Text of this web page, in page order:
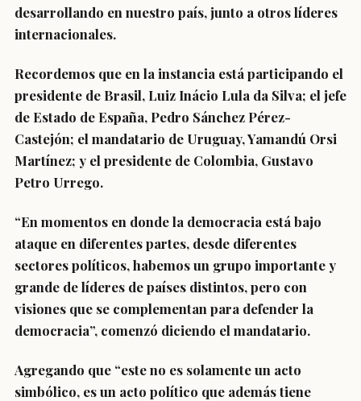
desarrollando en nuestro país, junto a otros líderes
internacionales.
Recordemos que en la instancia está participando el
presidente de Brasil, Luiz Inácio Lula da Silva; el jefe
de Estado de España, Pedro Sánchez Pérez-
Castejón; el mandatario de Uruguay, Yamandú Orsi
Martínez; y el presidente de Colombia, Gustavo
Petro Urrego.
“En momentos en donde la democracia está bajo
ataque en diferentes partes, desde diferentes
sectores políticos, habemos un grupo importante y
grande de líderes de países distintos, pero con
visiones que se complementan para defender la
democracia”, comenzó diciendo el mandatario.
Agregando que “este no es solamente un acto
simbólico, es un acto político que además tiene